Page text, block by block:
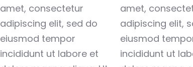
amet, consectetur
adipiscing elit, sed do
eiusmod tempor
incididunt ut labore et
amet,
adipiscing elit,
eiusmod
incididunt ut